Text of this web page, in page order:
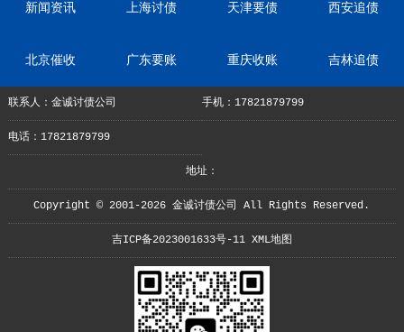
新闻资讯 上海讨债 天津要债 西安追债
北京催收 广东要账 重庆收账 吉林追债
联系人：金诚讨债公司 手机：17821879799
电话：17821879799
地址：
Copyright © 2001-2026 金诚讨债公司 All Rights Reserved.
吉ICP备2023001633号-11 XML地图